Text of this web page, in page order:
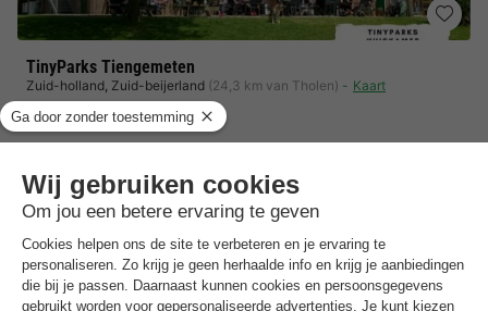
TinyParks Tiengemeten
Zuid-holland, Zuid-beijerland (24,3 km van Tholen) Kaart
8.1 Zeer goed
Wellness & avontuur - sauna, SUP & kampvuur
Unieke gezinsmaaltijd - samen genieten
Toon prijzen